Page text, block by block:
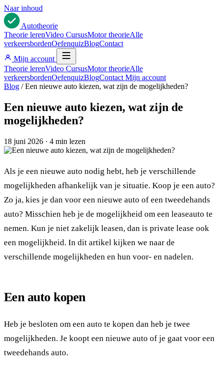
Naar inhoud
Autotheorie
Theorie lerenVideo CursusMotor theorieAlle
verkeersbordenOefenquizBlogContact
Mijn account
Theorie lerenVideo CursusMotor theorieAlle
verkeersbordenOefenquizBlogContact Mijn account
Blog / Een nieuwe auto kiezen, wat zijn de mogelijkheden?
Een nieuwe auto kiezen, wat zijn de
mogelijkheden?
18 juni 2026 · 4 min lezen
Als je een nieuwe auto nodig hebt, heb je verschillende
mogelijkheden afhankelijk van je situatie. Koop je een auto?
Zo ja, kies je dan voor een nieuwe auto of een tweedehands
auto? Misschien heb je de mogelijkheid om een leaseauto te
nemen. Kun je niet zakelijk leasen, dan is private lease ook
een mogelijkheid. In dit artikel kijken we naar de
verschillende mogelijkheden en hun voor- en nadelen.
Een auto kopen
Heb je besloten om een auto te kopen dan heb je twee
mogelijkheden. Je koopt een nieuwe auto of je gaat voor een
tweedehands auto.